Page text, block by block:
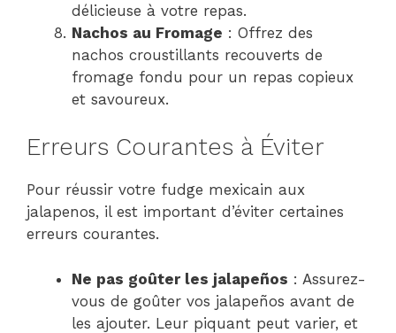
délicieuse à votre repas.
Nachos au Fromage : Offrez des
nachos croustillants recouverts de
fromage fondu pour un repas copieux
et savoureux.
Erreurs Courantes à Éviter
Pour réussir votre fudge mexicain aux
jalapenos, il est important d’éviter certaines
erreurs courantes.
Ne pas goûter les jalapeños : Assurez-
vous de goûter vos jalapeños avant de
les ajouter. Leur piquant peut varier, et